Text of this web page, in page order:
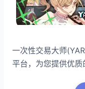
一次性交易大师
平台，为您提供优质